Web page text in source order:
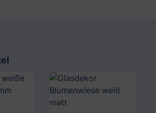
überspringen